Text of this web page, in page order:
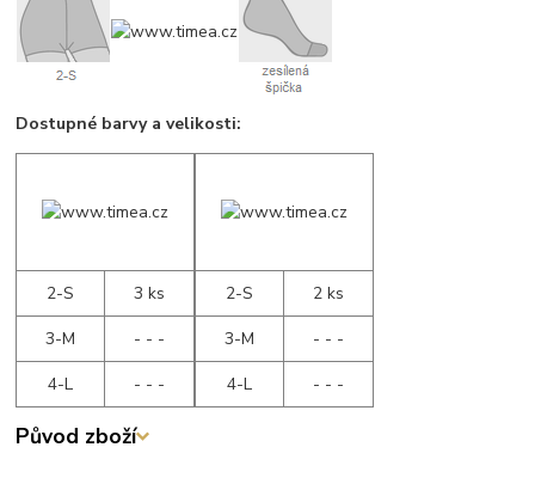
Dostupné barvy a velikosti:
2-S
3 ks
3-M
- - -
4-L
- - -
2-S
2 ks
3-M
- - -
4-L
- - -
Původ zboží